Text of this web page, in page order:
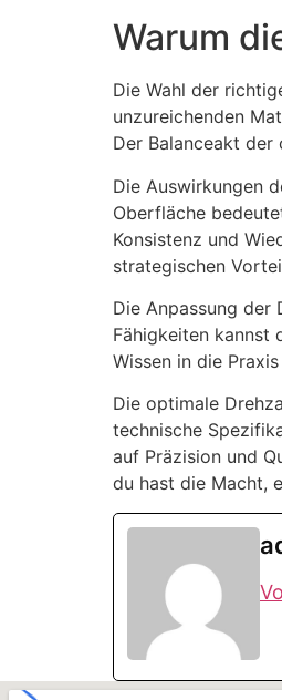
Warum
Die Wahl der
unzureichenden
Der Balanceakt
Die Auswirkungen
Oberfläche
Konsistenz und
strategischen
Die Anpassung der
Fähigkeiten kannst
Wissen in die
Die optimale
technische
auf Präzision und
du hast die Macht,